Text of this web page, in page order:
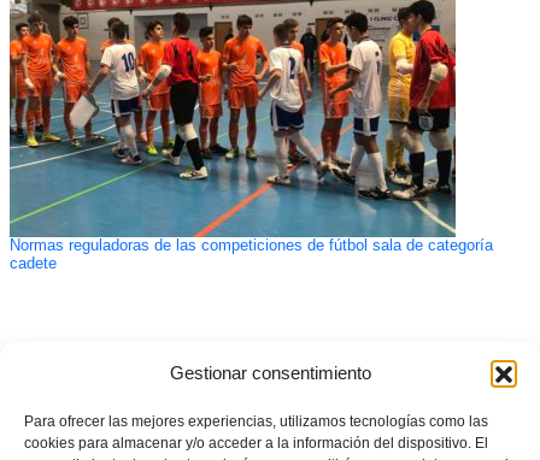
Gestionar consentimiento
Para ofrecer las mejores experiencias, utilizamos tecnologías como las
cookies para almacenar y/o acceder a la información del dispositivo. El
Normas reguladoras de las competiciones de fútbol sala de categoría
cadete